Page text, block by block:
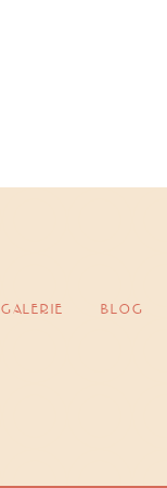
galerie blog